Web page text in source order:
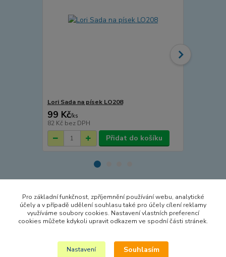
Lori Sada na písek LO208
99 Kč/ks
82 Kč bez DPH
Přidat do košíku
Zboží zařazeno v kategoriích
HRAČKY NA VEN A SPORT
Pro základní funkčnost, zpříjemnění používání webu, analytické
účely a v případě udělení souhlasu také pro účely cílení reklamy
využíváme soubory cookies. Nastavení vlastních preferencí
cookies můžete kdykoli upravit odkazem ve spodní části stránek.
Nastavení Souhlasím